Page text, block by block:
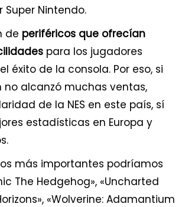
Super Nintendo.
de periféricos que ofrecían
para los jugadores
éxito de la consola. Por eso, si
no alcanzó muchas ventas,
de la NES en este país, sí
estadísticas en Europa y
más importantes podríamos
The Hedgehog», «Uncharted
«Wolverine: Adamantium